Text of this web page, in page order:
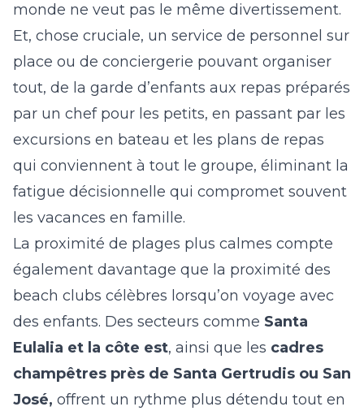
monde ne veut pas le même divertissement.
Et, chose cruciale, un service de personnel sur
place ou de conciergerie pouvant organiser
tout, de la garde d’enfants aux repas préparés
par un chef pour les petits, en passant par les
excursions en bateau et les plans de repas
qui conviennent à tout le groupe, éliminant la
fatigue décisionnelle qui compromet souvent
les vacances en famille.
La proximité de plages plus calmes compte
également davantage que la proximité des
beach clubs célèbres lorsqu’on voyage avec
des enfants. Des secteurs comme Santa
Eulalia et la côte est, ainsi que les cadres
champêtres près de Santa Gertrudis ou San
José, offrent un rythme plus détendu tout en